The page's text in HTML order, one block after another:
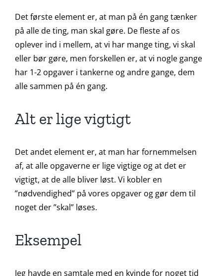
Det første element er, at man på én gang tænker
på alle de ting, man skal gøre. De fleste af os
oplever ind i mellem, at vi har mange ting, vi skal
eller bør gøre, men forskellen er, at vi nogle gange
har 1-2 opgaver i tankerne og andre gange, dem
alle sammen på én gang.
Alt er lige vigtigt
Det andet element er, at man har fornemmelsen
af, at alle opgaverne er lige vigtige og at det er
vigtigt, at de alle bliver løst. Vi kobler en
”nødvendighed” på vores opgaver og gør dem til
noget der ”skal” løses.
Eksempel
Jeg havde en samtale med en kvinde for noget tid